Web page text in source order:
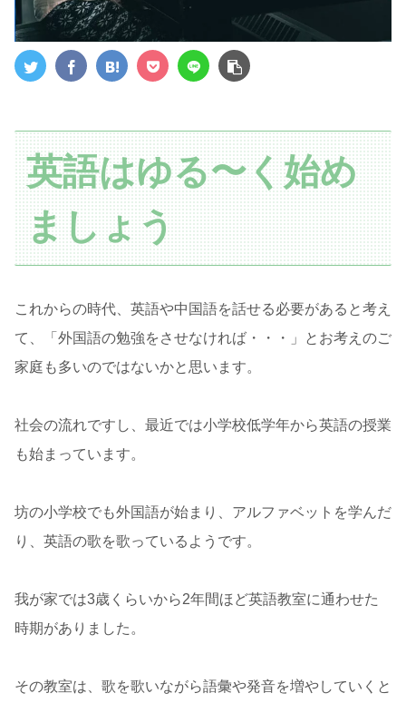
英語はゆる〜く始め
ましょう
これからの時代、英語や中国語を話せる必要があると考え
て、「外国語の勉強をさせなければ・・・」とお考えのご
家庭も多いのではないかと思います。
社会の流れですし、最近では小学校低学年から英語の授業
も始まっています。
坊の小学校でも外国語が始まり、アルファベットを学んだ
り、英語の歌を歌っているようです。
我が家では3歳くらいから2年間ほど英語教室に通わせた
時期がありました。
その教室は、歌を歌いながら語彙や発音を増やしていくと